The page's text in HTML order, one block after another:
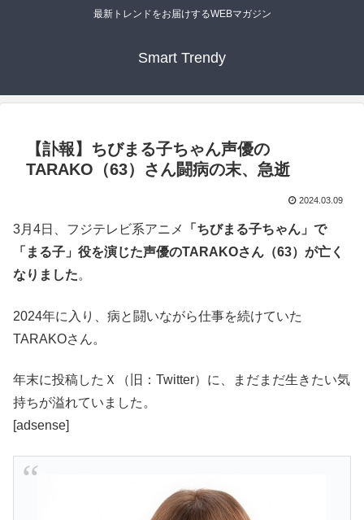
最新トレンドをお届けするWEBマガジン
Smart Trendy
【訃報】ちびまる子ちゃん声優の
TARAKO（63）さん闘病の末、急逝
2024.03.09
3月4日、フジテレビ系アニメ
「ちびまる子ちゃん」で
「まる子」役を演じた声優のTARAKOさん（63）が亡く
なりました。
2024年に入り、病と闘いながら仕事を続けていた
TARAKOさん。
年末に投稿したＸ（旧：Twitter）に、まだまだ生きたい気
持ちが溢れていました。
[adsense]